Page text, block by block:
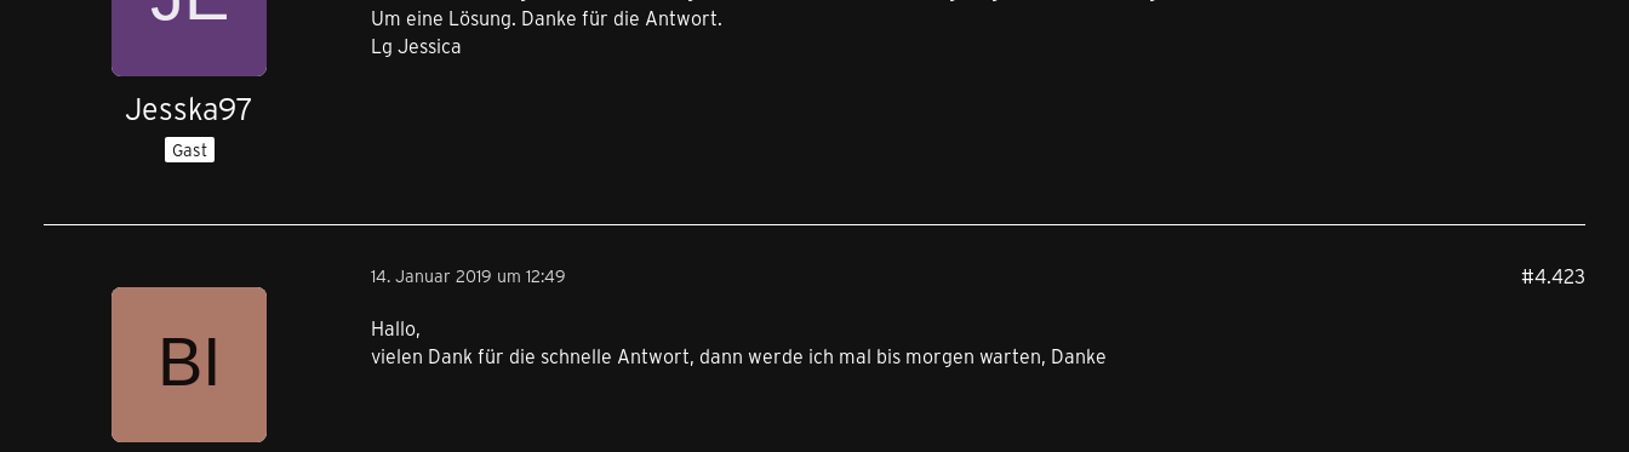
Jesska97
Gast
Um eine Lösung. Danke für die Antwort.
Lg Jessica
14. Januar 2019 um 12:49 #4.423
Hallo,
vielen Dank für die schnelle Antwort, dann werde ich mal bis morgen warten, Danke